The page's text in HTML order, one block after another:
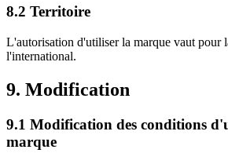
8.2 Territoire
L'autorisation d'utiliser la marque vaut pour
l'international.
9. Modification
9.1 Modification des conditions
marque